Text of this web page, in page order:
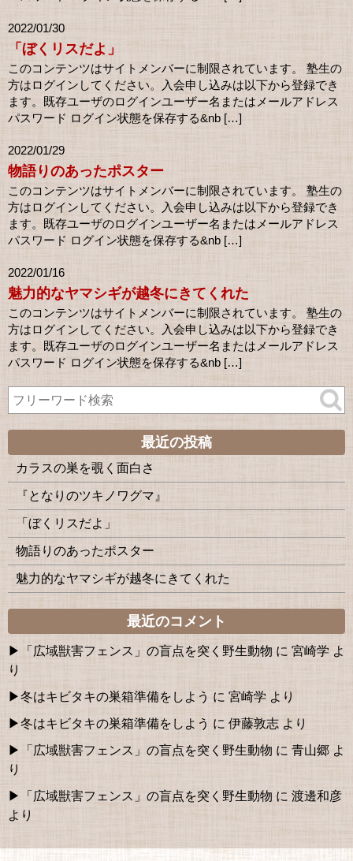
2022/01/30
「ぼくリスだよ」
このコンテンツはサイトメンバーに制限されています。 塾生の
方はログインしてください。入会申し込みは以下から登録でき
ます。既存ユーザのログインユーザー名またはメールアドレス
パスワード ログイン状態を保存する&nb […]
2022/01/29
物語りのあったポスター
このコンテンツはサイトメンバーに制限されています。 塾生の
方はログインしてください。入会申し込みは以下から登録でき
ます。既存ユーザのログインユーザー名またはメールアドレス
パスワード ログイン状態を保存する&nb […]
2022/01/16
魅力的なヤマシギが越冬にきてくれた
このコンテンツはサイトメンバーに制限されています。 塾生の
方はログインしてください。入会申し込みは以下から登録でき
ます。既存ユーザのログインユーザー名またはメールアドレス
パスワード ログイン状態を保存する&nb […]
最近の投稿
カラスの巣を覗く面白さ
『となりのツキノワグマ』
「ぼくリスだよ」
物語りのあったポスター
魅力的なヤマシギが越冬にきてくれた
最近のコメント
「広域獣害フェンス」の盲点を突く野生動物 に 宮崎学 よ
り
冬はキビタキの巣箱準備をしよう に 宮崎学 より
冬はキビタキの巣箱準備をしよう に 伊藤敦志 より
「広域獣害フェンス」の盲点を突く野生動物 に 青山郷 よ
り
「広域獣害フェンス」の盲点を突く野生動物 に 渡邊和彦
より